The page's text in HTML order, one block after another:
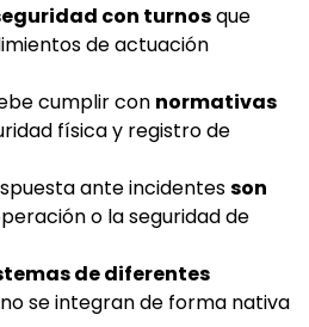
con turnosque
de actuación
cumplir con normativas
física y registro de
ante incidentesson
o la seguridad de
de diferentes
se integran de forma nativa